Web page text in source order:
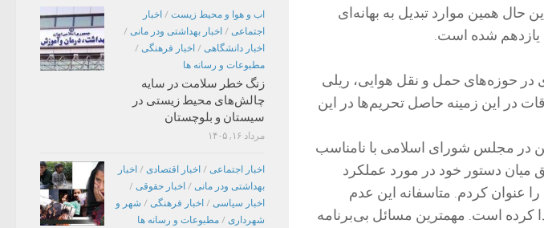
حال همین موارد تبدیل به بهانه‌ای
یازدهم شده است.
در حوزه‌های حمل و نقل هوایی، ریلی
در این زمینه حاصل تحریم‌ها در این
در مجلس شورای اسلامی با نامناسب
میان دستور خود در مورد عملکرد
عنوان کردم. متاسفانه این عدم
کرده است. مهمترین مسائل بی‌برنامه
اب و هوا و محیط زیست / اخبار
اجتماعی / اخبار بهداشتی ودر مانی /
اخبار دانشگاهی / اخبار فرهنگی /
مطبوعات و رسانه ها
زنگ خطر سلامت در سایه
چالش‌های محیط زیستی در
سیستان و بلوچستان
مرداد ۱۶, ۱۴۰۵
اخبار اجتماعی / اخبار اقتصادی / اخبار
بهداشتی ودر مانی / اخبار حقوقی /
اخبار سیاسی / اخبار فرهنگی / شهر و
شهرداری / مطبوعات و رسانه ها